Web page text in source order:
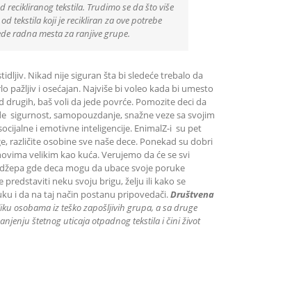
recikliranog tekstila. Trudimo se da što više
tekstila koji je recikliran za ove potrebe
radna mesta za ranjive grupe.
Nikad nije siguran šta bi sledeće trebalo da
pažljiv i osećajan. Najviše bi voleo kada bi umesto
drugih, baš voli da jede povrće. Pomozite deci da
sigurnost, samopouzdanje, snažne veze sa svojim
i emotivne inteligencije. EnimalZ-i su pet
različite osobine sve naše dece. Ponekad su dobri
velikim kao kuća. Verujemo da će se svi
gde deca mogu da ubace svoje poruke
neku svoju brigu, želju ili kako se
i da na taj način postanu pripovedači.Društvena
osobama iz teško zapošljivih grupa, a sa druge
štetnog uticaja otpadnog tekstila i čini život